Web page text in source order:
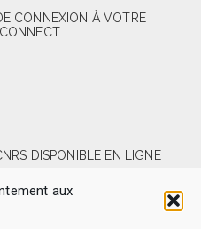
aux
CONNEXION À VOTRE
DISPONIBLE EN LIGNE